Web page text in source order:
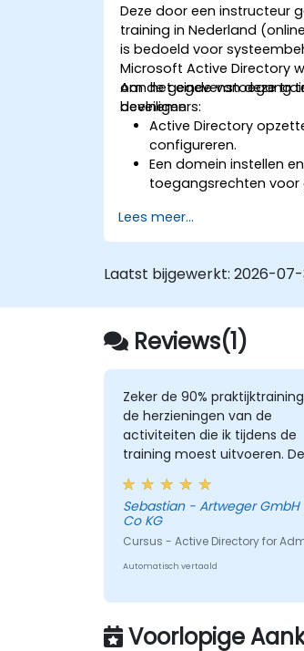
Deze door een instructeur
training in Nederland
is bedoeld voor
Microsoft Active Directory
om de gegevenstoegang
beveiligen.
Aan het einde van deze
deelnemers:
Active Directory
configureren.
Een domein instellen en
toegangsrechten voor
Gebruikers en
beheersen.
Diensten zoals
certificaten en
implementeren en
Lees meer...
Laatst bijgewerkt: 2026-
Reviews(1)
Zeker de 90%
de herzieningen van de
activiteiten die ik tijdens de
training moest uitvoeren. De
training was intens, omdat ik
enige deelnemer was. Maar ik
heb veel geleerd en Chris
beantwoordde elke vraag die
had. Ik zou deze cursus
aanraden.
Sebastian - Artweger GmbH
Co KG
Cursus - Active Directory for
Automatisch vertaald
Voorlopige